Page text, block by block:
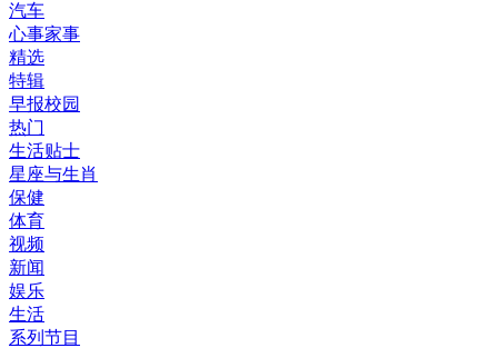
汽车
心事家事
精选
特辑
早报校园
热门
生活贴士
星座与生肖
保健
体育
视频
新闻
娱乐
生活
系列节目